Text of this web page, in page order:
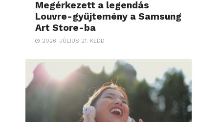
Megérkezett a legendás
Louvre-gyűjtemény a Samsung
Art Store-ba
2026. JÚLIUS 21. KEDD